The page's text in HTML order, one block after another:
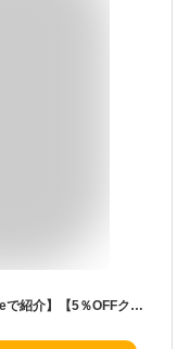
【めざましテレビ、かまいたちさんYoutubeで紹介】【5％OFFクーポン】【予約販売7/10頃~順次出荷】 LAViNO 公式 クールエアーミスト 楽天1位 スポットエアコン 冷風扇 ミニエアコン ミニクーラーポータブルクーラー ペルチェ素子 コードレス クールエアミスト ラビーノ